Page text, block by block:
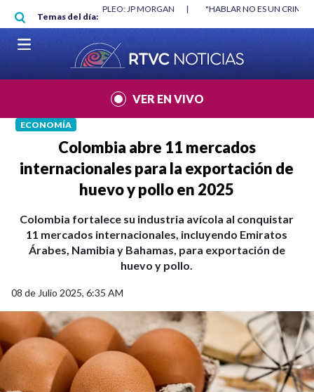
Pasar al contenido principal
Temas del día:
"HABLAR NO ES UN CRIMEN": CARTA DE BETO CORAL |
VER EN VIVO
ECONOMÍA
Colombia abre 11 mercados
internacionales para la exportación de
huevo y pollo en 2025
Colombia fortalece su industria avícola al conquistar
11 mercados internacionales, incluyendo Emiratos
Árabes, Namibia y Bahamas, para exportación de
huevo y pollo.
08 de Julio 2025, 6:35 AM